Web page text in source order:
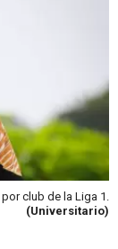
club de la Liga 1.
(Universitario)